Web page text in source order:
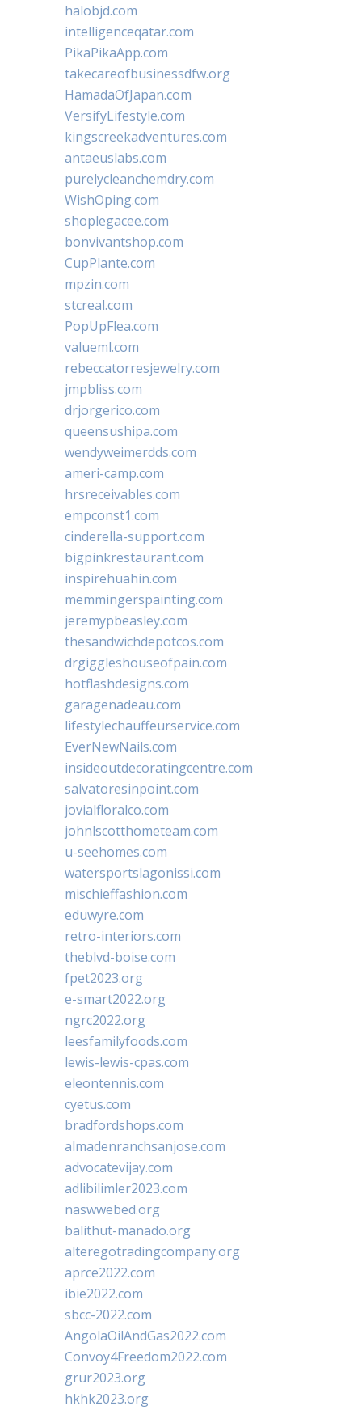
halobjd.com
intelligenceqatar.com
PikaPikaApp.com
takecareofbusinessdfw.org
HamadaOfJapan.com
VersifyLifestyle.com
kingscreekadventures.com
antaeuslabs.com
purelycleanchemdry.com
WishOping.com
shoplegacee.com
bonvivantshop.com
CupPlante.com
mpzin.com
stcreal.com
PopUpFlea.com
valueml.com
rebeccatorresjewelry.com
jmpbliss.com
drjorgerico.com
queensushipa.com
wendyweimerdds.com
ameri-camp.com
hrsreceivables.com
empconst1.com
cinderella-support.com
bigpinkrestaurant.com
inspirehuahin.com
memmingerspainting.com
jeremypbeasley.com
thesandwichdepotcos.com
drgiggleshouseofpain.com
hotflashdesigns.com
garagenadeau.com
lifestylechauffeurservice.com
EverNewNails.com
insideoutdecoratingcentre.com
salvatoresinpoint.com
jovialfloralco.com
johnlscotthometeam.com
u-seehomes.com
watersportslagonissi.com
mischieffashion.com
eduwyre.com
retro-interiors.com
theblvd-boise.com
fpet2023.org
e-smart2022.org
ngrc2022.org
leesfamilyfoods.com
lewis-lewis-cpas.com
eleontennis.com
cyetus.com
bradfordshops.com
almadenranchsanjose.com
advocatevijay.com
adlibilimler2023.com
naswwebed.org
balithut-manado.org
alteregotradingcompany.org
aprce2022.com
ibie2022.com
sbcc-2022.com
AngolaOilAndGas2022.com
Convoy4Freedom2022.com
grur2023.org
hkhk2023.org